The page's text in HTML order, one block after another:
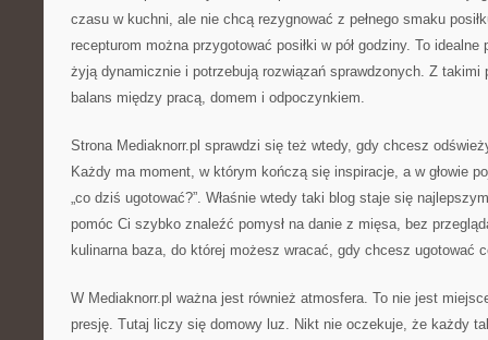
czasu w kuchni, ale nie chcą rezygnować z pełnego smaku
recepturom można przygotować posiłki w pół godziny. To
żyją dynamicznie i potrzebują rozwiązań sprawdzonych. Z takimi
balans między pracą, domem i odpoczynkiem.
Strona Mediaknorr.pl sprawdzi się też wtedy, gdy chcesz
Każdy ma moment, w którym kończą się inspiracje, a w głowie
„co dziś ugotować?”. Właśnie wtedy taki blog staje się
pomóc Ci szybko znaleźć pomysł na danie z mięsa, bez
kulinarna baza, do której możesz wracać, gdy chcesz ugotować
W Mediaknorr.pl ważna jest również atmosfera. To nie jest
presję. Tutaj liczy się domowy luz. Nikt nie oczekuje, że każdy